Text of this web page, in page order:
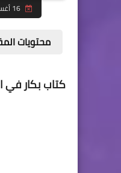
16 أغسطس 2019
محتويات
كتاب بكار في